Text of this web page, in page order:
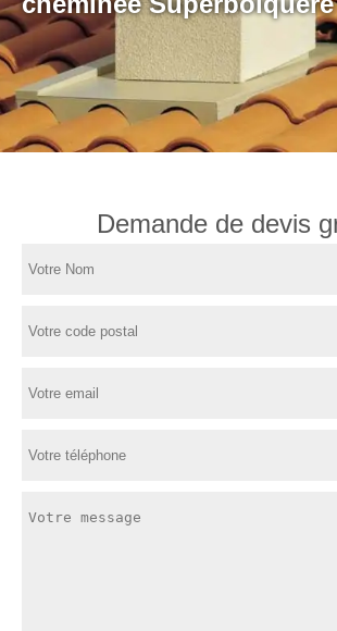
Demande de devis